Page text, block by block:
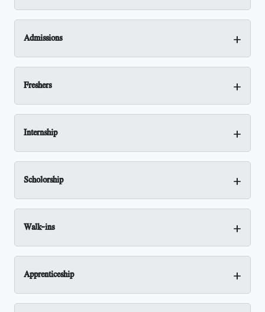
Admissions +
Freshers +
Internship +
Scholorship +
Walk-ins +
Apprenticeship +